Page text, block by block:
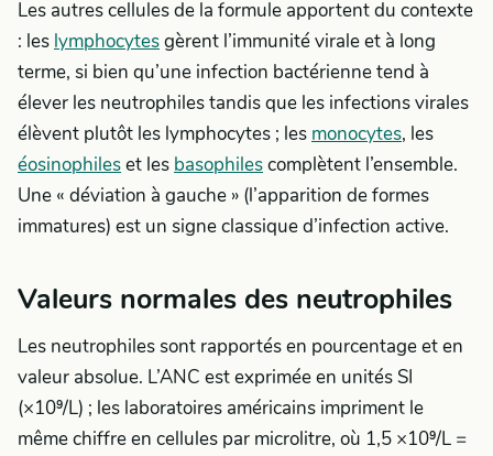
Les autres cellules de la formule apportent du contexte
: les lymphocytesgèrent l’immunité virale et à long
terme, si bien qu’une infection bactérienne tend à
élever les neutrophiles tandis que les infections virales
élèvent plutôt les lymphocytes ; les monocytes, les
éosinophileset les basophilescomplètent l’ensemble.
Une « déviation à gauche » (l’apparition de formes
immatures) est un signe classique d’infection active.
Valeurs normales des neutrophiles
Les neutrophiles sont rapportés en pourcentage et en
valeur absolue. L’ANC est exprimée en unités SI
(×10⁹/L) ; les laboratoires américains impriment le
même chiffre en cellules par microlitre, où 1,5 ×10⁹/L =